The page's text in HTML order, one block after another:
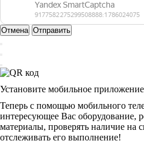
Отмена Отправить
Установите мобильное
Теперь с помощью мобильного
интересующее Вас оборудование,
материалы, проверять наличие на
отслеживать его выполнение!